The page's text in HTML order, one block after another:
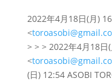
2022年4月18日(月)
<
> > > 2022年4月18日
<
(日) 12:54 ASOBI